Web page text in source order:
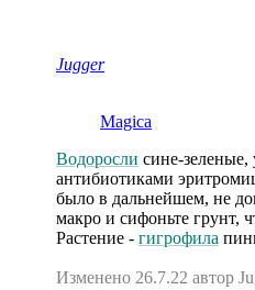
Jugger
Magica
Водоросли сине-зеленые,
антибиотиками
было в дальнейшем, не
макро и сифоньте грунт,
Растение - гигрофила
Изменено 26.7.22 автор